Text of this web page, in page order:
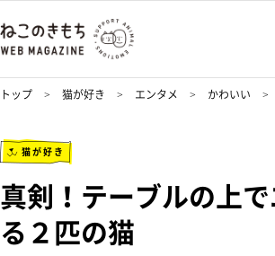
トップ 猫が好き エンタメ かわいい
猫が好き
真剣！テーブルの上
る２匹の猫